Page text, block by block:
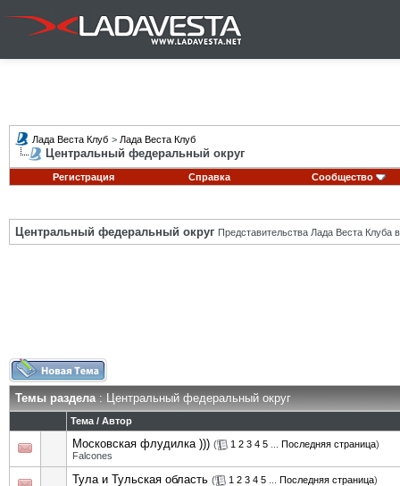
Лада Веста Клуб > Лада Веста Клуб
Центральный федеральный округ
Регистрация Справка Сообщество
Центральный федеральный округ Представительства Лада Веста Клуба
Темы раздела: Центральный федеральный округ
Тема / Автор
Московская флудилка ))) ( 1 2 3 4 5 Последняя страница)
Falcones
Тула и Тульская область ( 1 2 3 4 5 Последняя страница)